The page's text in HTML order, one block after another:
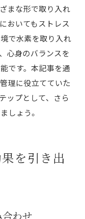
まな形で取り入れ
おいてもストレス
で水素を取り入れ
心身のバランスを
です。本記事を通
理に役立てていた
ップとして、さら
しょう。
を引き出
わせ